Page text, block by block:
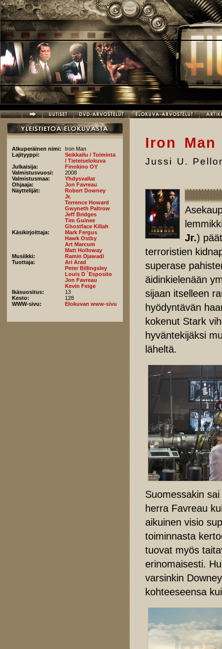
Hyppää pääsisältöön
Alkuperäinen nimi:
Iron Man
Lajityyppi:
Seikkailu / Toiminta
/ Tieteiselokuva
Julkaisija:
Finnkino OY
Valmistusvuosi:
2008
Valmistusmaa:
Yhdysvallat
Ohjaaja:
Jon Favreau
Näyttelijät:
Robert Downey
Jr.
Terrence Howard
Gwyneth Paltrow
Jeff Bridges
Tim Guinee
Ghostface Killah
Käsikirjoittaja:
Mark Fergus
Hawk Ostby
Art Marcum
Matt Holloway
Musiikki:
Ramin Djawadi
Tuottaja:
Ari Arad
Peter Billingsley
Louis D `Esposito
Jon Favreau
Kevin Feige
Ikäsuositus:
13
Kesto:
128
WWW-sivu:
Elokuvan www-sivu
Iron Man
Jussi U.
Jr.)
terroristien
superase
äidinkielenään
sijaan itselleen
hyödyntävän
kokenut Stark
hyväntekijäksi
läheltä.
Suomessakin
herra Favreau
aikuinen visio
toiminnasta
tuovat myös
erinomaisesti.
varsinkin
kohteeseensa